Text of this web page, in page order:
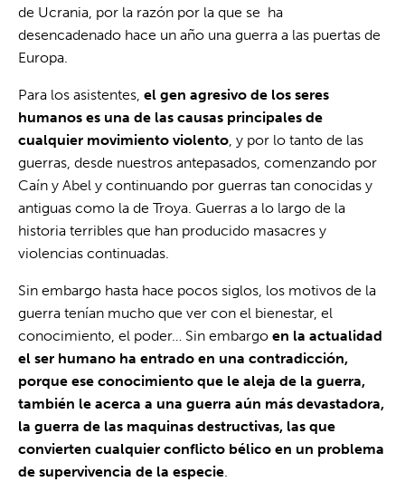
de Ucrania, por la razón por la que se ha
desencadenado hace un año una guerra a las puertas de
Europa.
Para los asistentes, el gen agresivo de los seres
humanos es una de las causas principales de
cualquier movimiento violento, y por lo tanto de las
guerras, desde nuestros antepasados, comenzando por
Caín y Abel y continuando por guerras tan conocidas y
antiguas como la de Troya. Guerras a lo largo de la
historia terribles que han producido masacres y
violencias continuadas.
Sin embargo hasta hace pocos siglos, los motivos de la
guerra tenían mucho que ver con el bienestar, el
conocimiento, el poder… Sin embargo en la actualidad
el ser humano ha entrado en una contradicción,
porque ese conocimiento que le aleja de la guerra,
también le acerca a una guerra aún más devastadora,
la guerra de las maquinas destructivas, las que
convierten cualquier conflicto bélico en un problema
de supervivencia de la especie.